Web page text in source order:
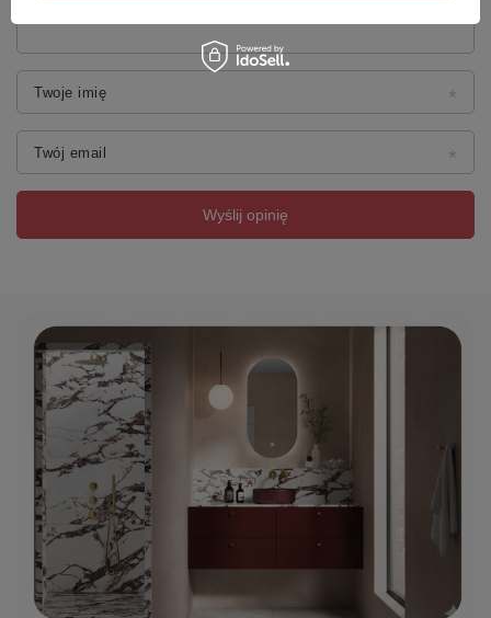
Twoje imię
Twój email
Wyślij opinię